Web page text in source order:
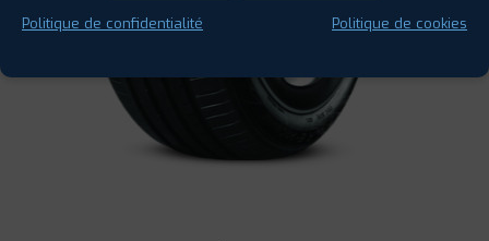
Politique de confidentialité Politique de cookies